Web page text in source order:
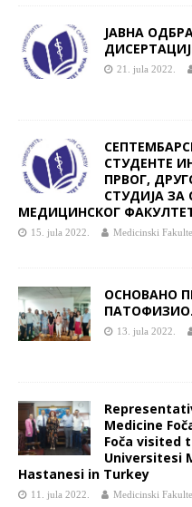
ЈАВНA
21. jula 2022.
СТУДЕНТЕ
ПРВОГ,
СТУДИЈА ЗА
МЕДИЦИНСКОГ
15. jula 2022. Medicinski
ОСНОВАНО
13. jula 2022.
Medicine
Foča visited
Universitesi
Hastanesi in Turkey
11. jula 2022. Medicinski